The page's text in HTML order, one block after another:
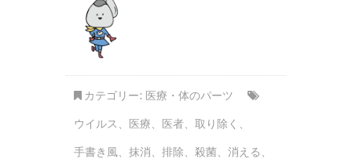
カテゴリー: 医療・体のパーツ
ウイルス 、 医療、 医者、 取り除く 、
手書き風、 抹消、 排除、 殺菌、 消える 、